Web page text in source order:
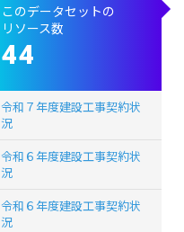
このデータセットの
リソース数
44
令和７年度建設工事契約状
況
令和６年度建設工事契約状
況
令和６年度建設工事契約状
況